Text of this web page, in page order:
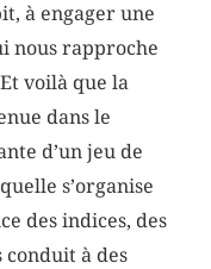
à engager une
nous rapproche
voilà que la
dans le
d’un jeu de
s’organise
des indices, des
conduit à des